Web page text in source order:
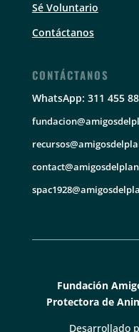
Sé Voluntario
Contáctanos
CONTÁCTANOS
WhatsApp: 311 455
Fundación
Protectora de
Desarrollado